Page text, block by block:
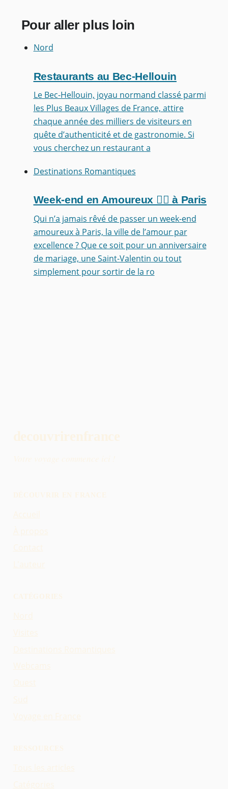
Pour aller plus loin
Nord
Restaurants au Bec-Hellouin
Le Bec-Hellouin, joyau normand classé parmi
les Plus Beaux Villages de France, attire
chaque année des milliers de visiteurs en
quête d’authenticité et de gastronomie. Si
vous cherchez un restaurant a
Destinations Romantiques
Week-end en Amoureux ❤️‍🔥 à Paris
Qui n’a jamais rêvé de passer un week-end
amoureux à Paris, la ville de l’amour par
excellence ? Que ce soit pour un anniversaire
de mariage, une Saint-Valentin ou tout
simplement pour sortir de la ro